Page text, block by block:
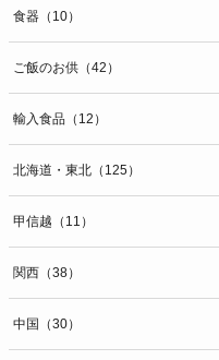
食器（10）
ご飯のお供（42）
輸入食品（12）
北海道・東北（125）
甲信越（11）
関西（38）
中国（30）